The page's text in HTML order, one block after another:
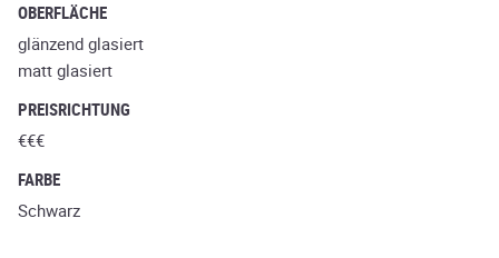
OBERFLÄCHE
glänzend glasiert
matt glasiert
PREISRICHTUNG
€€€
FARBE
Schwarz